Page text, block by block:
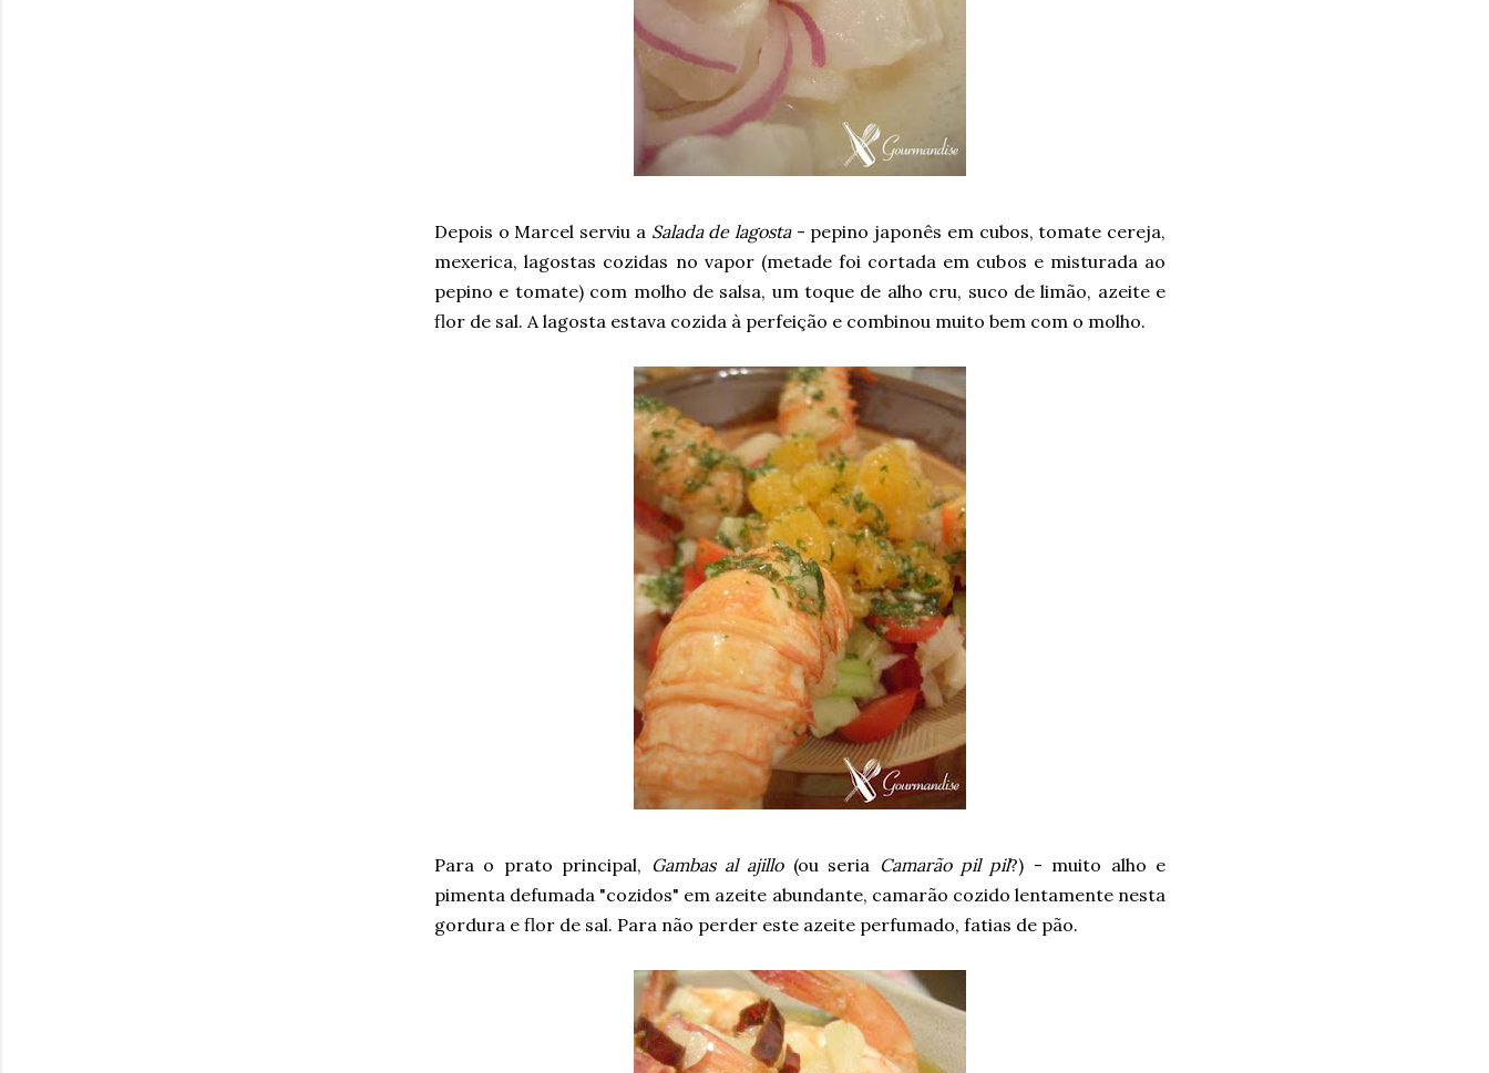
Depois o Marcel serviu a Salada de lagosta - pepino japonês em cubos, tomate cereja,
mexerica, lagostas cozidas no vapor (metade foi cortada em cubos e misturada ao
pepino e tomate) com molho de salsa, um toque de alho cru, suco de limão, azeite e
flor de sal. A lagosta estava cozida à perfeição e combinou muito bem com o molho.
Para o prato principal, Gambas al ajillo (ou seria Camarão pil pil?) - muito alho e
pimenta defumada "cozidos" em azeite abundante, camarão cozido lentamente nesta
gordura e flor de sal. Para não perder este azeite perfumado, fatias de pão.